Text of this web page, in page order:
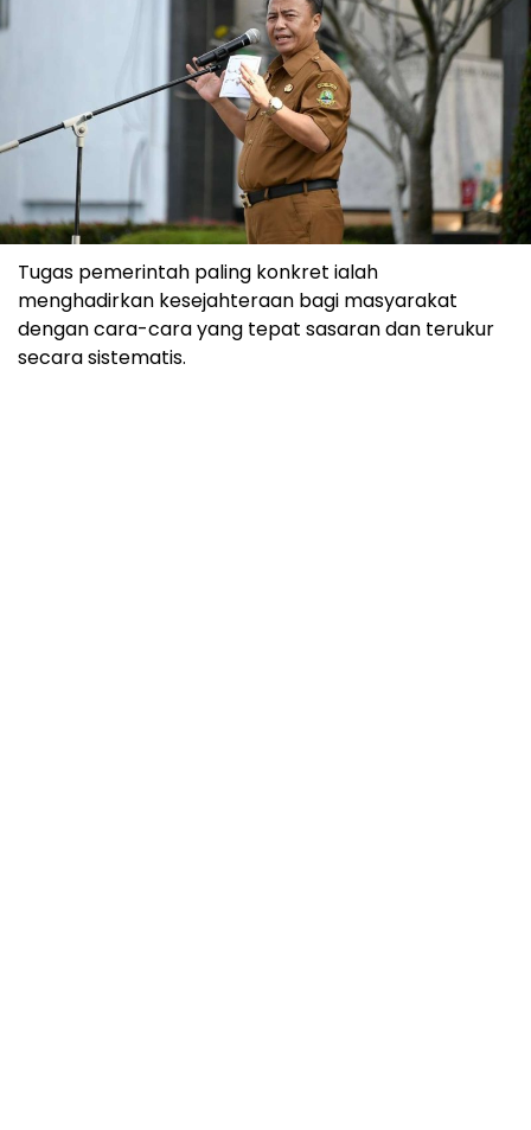
Tugas pemerintah paling konkret ialah
menghadirkan kesejahteraan bagi masyarakat
dengan cara-cara yang tepat sasaran dan terukur
secara sistematis.